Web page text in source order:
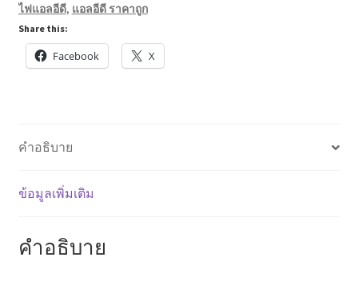
Bulb
ขนาด
5,7,10,13W
ถูก
GATA
ไฟแอลอีดี, แอลอีดี ราคาถูก
Share this:
Facebook X
คำอธิบาย
ข้อมูลเพิ่มเติม
คำอธิบาย